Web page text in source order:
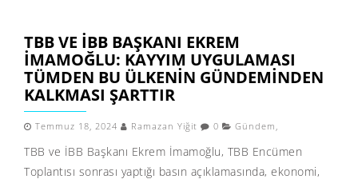
TBB VE İBB BAŞKANI EKREM
İMAMOĞLU: KAYYIM UYGULAMASI
TÜMDEN BU ÜLKENIN GÜNDEMINDEN
KALKMASI ŞARTTIR
Temmuz 18, 2024 Ramazan Yiğit 0 Gündem ,
TBB ve İBB Başkanı Ekrem İmamoğlu, TBB Encümen
Toplantısı sonrası yaptığı basın açıklamasında, ekonomi,